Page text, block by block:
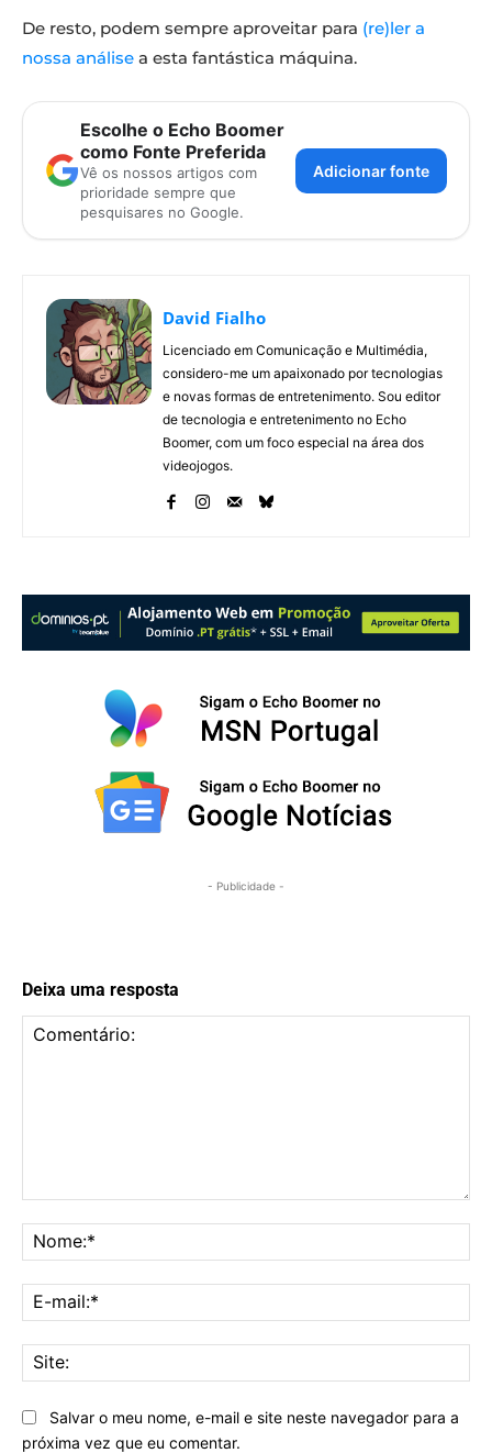
De resto, podem sempre aproveitar para (re)ler a
nossa análise a esta fantástica máquina.
Escolhe o Echo Boomer
como Fonte Preferida
Vê os nossos artigos com
prioridade sempre que
pesquisares no Google.
Adicionar fonte
David Fialho
Licenciado em Comunicação e Multimédia,
considero-me um apaixonado por tecnologias
e novas formas de entretenimento. Sou editor
de tecnologia e entretenimento no Echo
Boomer, com um foco especial na área dos
videojogos.
- Publicidade -
Deixa uma resposta
Salvar o meu nome, e-mail e site neste navegador para a
próxima vez que eu comentar.